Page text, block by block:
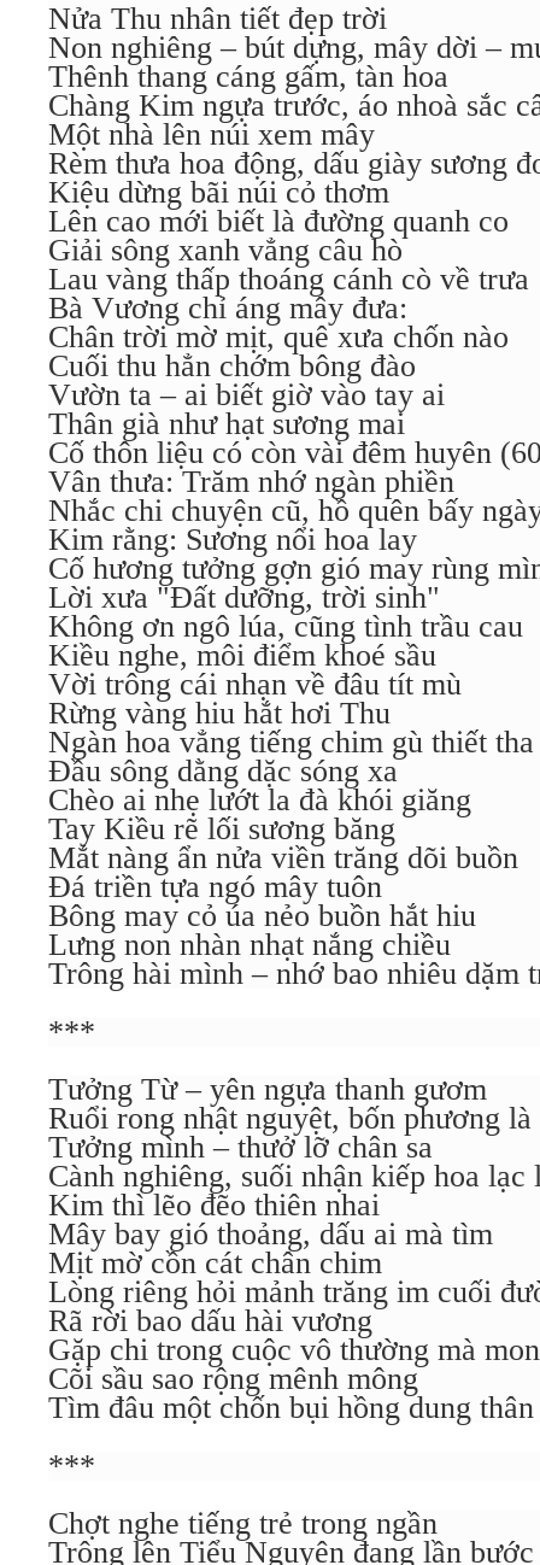
Nửa Thu nhân tiết đẹp trời
Non nghiêng – bút dựng, mây dời –
Thênh thang cáng gấm, tàn hoa
Chàng Kim ngựa trước, áo nhoà sắc
Một nhà lên núi xem mây
Rèm thưa hoa động, dấu giày sương
Kiệu dừng bãi núi cỏ thơm
Lên cao mới biết là đường quanh co
Giải sông xanh vẳng câu hò
Lau vàng thấp thoáng cánh cò về trưa
Bà Vương chỉ áng mây đưa:
Chân trời mờ mịt, quê xưa chốn nào
Cuối thu hẳn chớm bông đào
Vườn ta – ai biết giờ vào tay ai
Thân già như hạt sương mai
Cố thôn liệu có còn vài đêm huyên
Vân thưa: Trăm nhớ ngàn phiền
Nhắc chi chuyện cũ, hồ quên bấy
Kim rằng: Sương nổi hoa lay
Cố hương tưởng gợn gió may rùng
Lời xưa "Đất dưỡng, trời sinh"
Không ơn ngô lúa, cũng tình trầu cau
Kiều nghe, môi điểm khoé sầu
Vời trông cái nhạn về đâu tít mù
Rừng vàng hiu hắt hơi Thu
Ngàn hoa vẳng tiếng chim gù thiết
Đầu sông dằng dặc sóng xa
Chèo ai nhẹ lướt la đà khói giăng
Tay Kiều rẽ lối sương băng
Mắt nàng ẩn nửa viền trăng dõi buồn
Đá triền tựa ngó mây tuôn
Bông may cỏ úa nẻo buồn hắt hiu
Lưng non nhàn nhạt nắng chiều
Trông hài mình – nhớ bao nhiêu dặm
***
Tưởng Từ – yên ngựa thanh gươm
Ruổi rong nhật nguyệt, bốn phương
Tưởng mình – thưở lỡ chân sa
Cành nghiêng, suối nhận kiếp hoa lạc
Kim thì lẽo đẽo thiên nhai
Mây bay gió thoảng, dấu ai mà tìm
Mịt mờ cồn cát chân chim
Lòng riêng hỏi mảnh trăng im cuối
Rã rời bao dấu hài vương
Gặp chi trong cuộc vô thường mà
Cõi sầu sao rộng mênh mông
Tìm đâu một chốn bụi hồng dung
***
Chợt nghe tiếng trẻ trong ngần
Trông lên Tiểu Nguyện đang lần